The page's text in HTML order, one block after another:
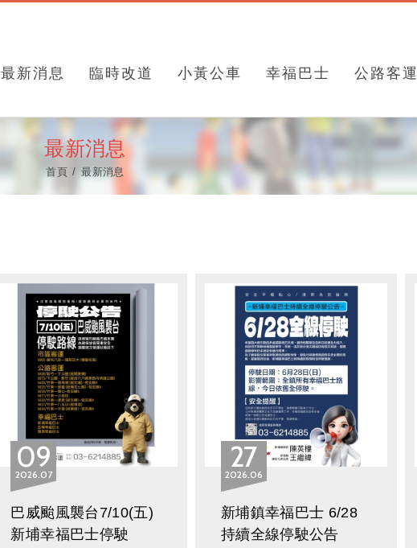
最新消息 臨時改道 小黃公車 幸福巴士 公路客運
最新消息
首頁 最新消息
09
07
2026
巴威颱風襲台7/10(五)
新埔幸福巴士停駛
2706
2026
新埔鎮幸福巴士 6/28
持續全線停駛公告